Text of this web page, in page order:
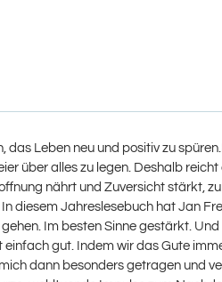
Leben neu und positiv zu
über alles zu legen. Deshalb
nährt und Zuversicht stärkt,
diesem Jahreslesebuch hat Jan
Im besten Sinne gestärkt.
gut. Indem wir das Gute
dann besonders getragen und